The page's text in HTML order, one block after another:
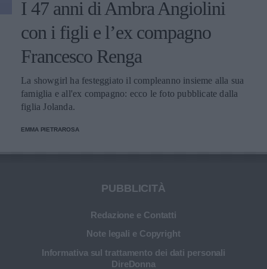
I 47 anni di Ambra Angiolini
con i figli e l’ex compagno
Francesco Renga
La showgirl ha festeggiato il compleanno insieme alla sua
famiglia e all'ex compagno: ecco le foto pubblicate dalla
figlia Jolanda.
EMMA PIETRAROSA
PUBBLICITÀ
Redazione e Contatti
Note legali e Copyright
Informativa sul trattamento dei dati personali
DireDonna